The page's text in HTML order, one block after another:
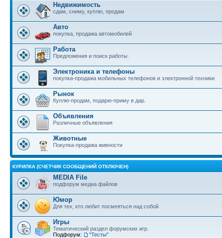
Недвижимость
сдам, сниму, куплю, продам
Авто
покупка, продажа автомобилей
Работа
Предложения и поиск работы.
Электроника и телефоны
покупка-продажа мобильных телефонов и электронной техники
Рынок
Куплю-продам, подарю-приму в дар.
Объявления
Различные объявления
Животные
Покупка-продажа живности
КУРИЛКА (СЧЕТЧИК СООБЩЕНИЙ ОТКЛЮЧЕН)
MEDIA File
подфорум медиа файлов
Юмор
Для тех, кто любит посмеяться над собой
Игры
Тематический раздел форумских игр.
Подфорум:
"Тесты"